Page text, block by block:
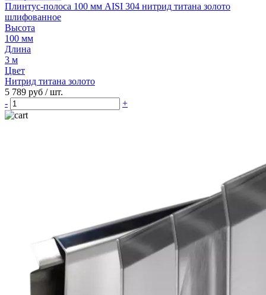
Плинтус-полоса 100 мм AISI 304 нитрид титана золото
шлифованное
Высота
100 мм
Длина
3 м
Цвет
Нитрид титана золото
5 789 руб / шт.
-
+